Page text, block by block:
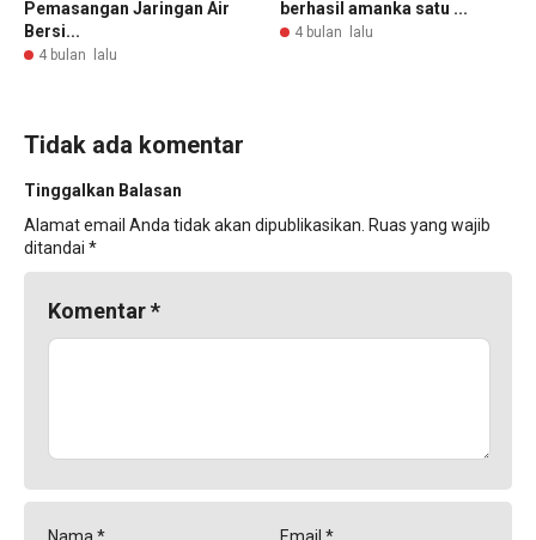
Pemasangan Jaringan Air
Bersi...
4 bulan lalu
berhasil amanka satu ...
4 bulan lalu
Tidak ada komentar
Tinggalkan Balasan
Alamat email Anda tidak akan dipublikasikan. Ruas yang wajib
ditandai *
Komentar*
Nama * Email *